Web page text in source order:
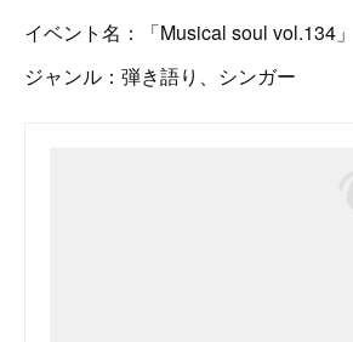
イベント名：「Musical soul vol.134」
ジャンル：弾き語り、シンガー